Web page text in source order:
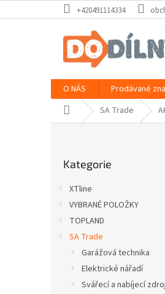
na
+420491114334
O NÁS Prodávané
Domů SA Trade
kategorie
Kategorie
XTline
VYBRANÉ POLOŽKY
TOPLAND
SA Trade
Garážová technika
Elektrické nářadí
Svářecí a nabíjecí